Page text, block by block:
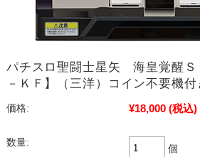
パチスロ聖闘士星矢 海皇覚醒Ｓ
－ＫＦ】（三洋）コイン不要機付
価格: ¥18,000 (税込)
数量:
個